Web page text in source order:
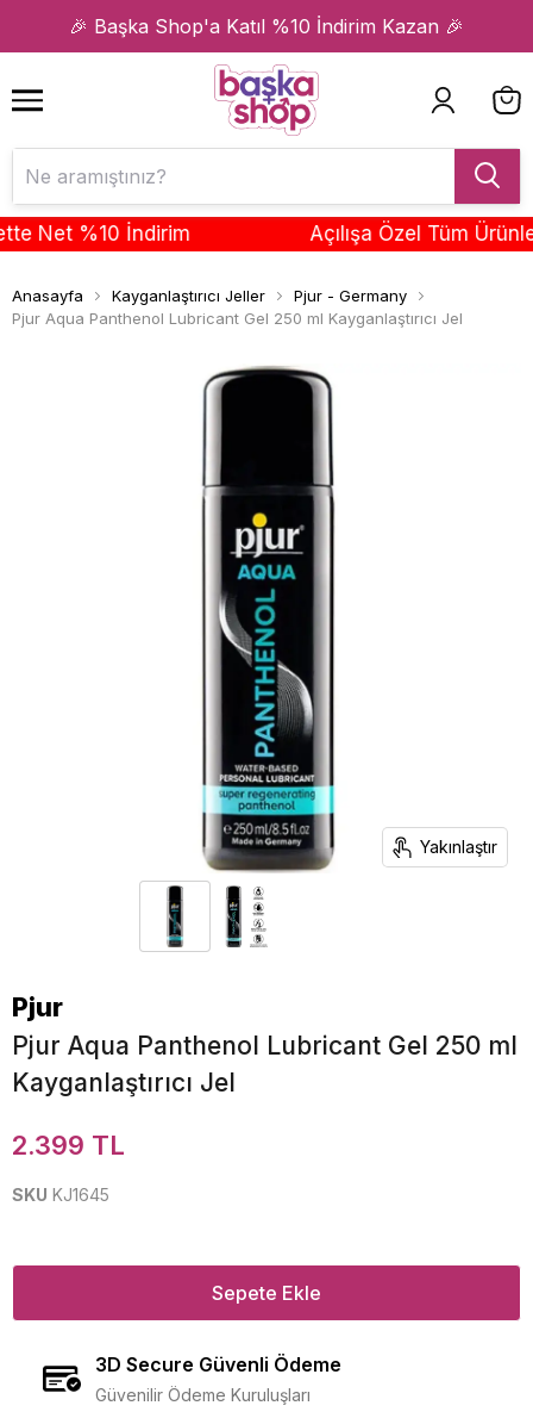
🎉 Başka Shop'a Katıl %10 İndirim Kazan 🎉
1 2
%10 İndirim Açılışa Özel Tüm
Anasayfa Kayganlaştırıcı Jeller
Pjur - Germany
Pjur Aqua Panthenol Lubricant Gel 250 ml Kayganlaştırıcı Jel
Yakınlaştır
Pjur
Pjur Aqua Panthenol Lubricant Gel 250 ml
Kayganlaştırıcı Jel
2.399 TL
SKU KJ1645
Sepete Ekle
3D Secure Güvenli Ödeme
Güvenilir Ödeme Kuruluşları